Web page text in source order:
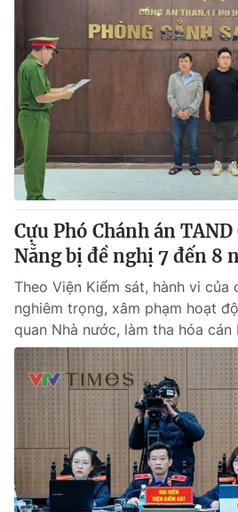
Cựu Phó Chánh án
Nẵng bị đề nghị 7 đến 8
Theo Viện Kiểm sát, hành vi
nghiêm trọng, xâm phạm hoạt
quan Nhà nước, làm tha hóa cán